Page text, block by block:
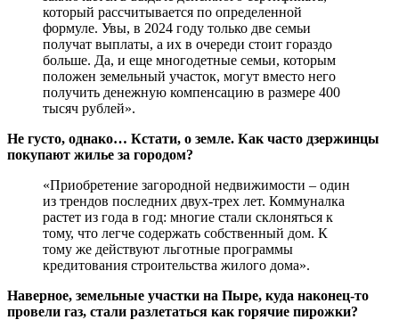
который рассчитывается по определенной
формуле. Увы, в 2024 году только две семьи
получат выплаты, а их в очереди стоит гораздо
больше. Да, и еще многодетные семьи, которым
положен земельный участок, могут вместо него
получить денежную компенсацию в размере 400
тысяч рублей».
Не густо, однако… Кстати, о земле. Как часто дзержинцы
покупают жилье за городом?
«Приобретение загородной недвижимости – один
из трендов последних двух-трех лет. Коммуналка
растет из года в год: многие стали склоняться к
тому, что легче содержать собственный дом. К
тому же действуют льготные программы
кредитования строительства жилого дома».
Наверное, земельные участки на Пыре, куда наконец-то
провели газ, стали разлетаться как горячие пирожки?